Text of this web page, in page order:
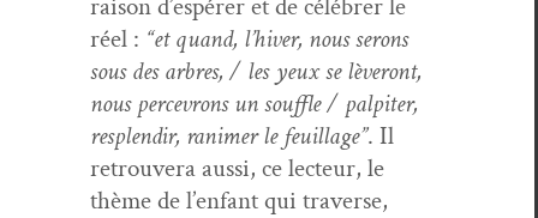
rai­son d’e­spér­er et de célébr­er le
réel : “et quand, l’hiv­er, nous serons
sous des arbres, / les yeux se lèveront,
nous percevrons un souf­fle / pal­piter,
resplendir, ranimer le feuil­lage”. Il
retrou­vera aus­si, ce lecteur, le
thème de l’en­fant qui tra­verse,